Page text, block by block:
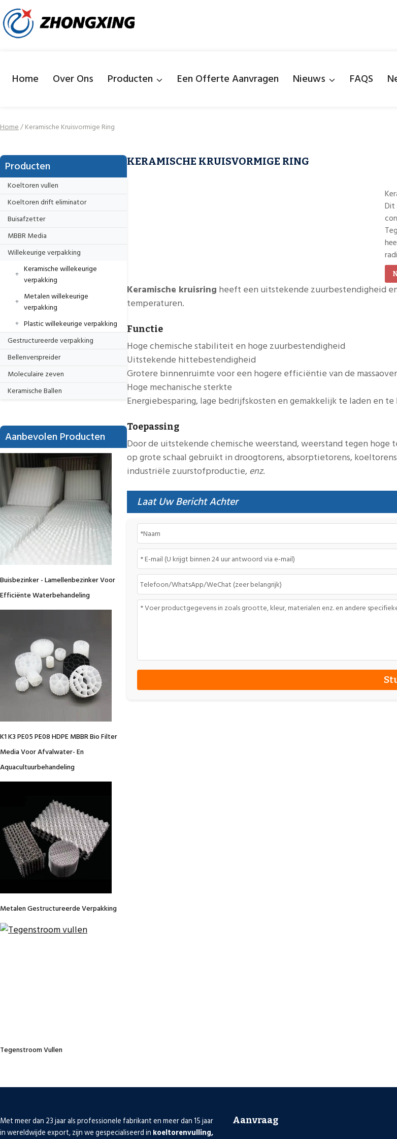
Doorgaan
naar
inhoud
Home Over Ons Producten Een Offerte Aanvragen Nieuws FAQS
Home/Keramische Kruisvormige Ring
Producten
Koeltoren vullen
Koeltoren drift eliminator
Buisafzetter
MBBR Media
Willekeurige verpakking
Keramische willekeurige
verpakking
Metalen willekeurige
verpakking
Plastic willekeurige verpakking
Gestructureerde verpakking
Bellenverspreider
Moleculaire zeven
Keramische Ballen
Aanbevolen Producten
Buisbezinker - Lamellenbezinker Voor
Efficiënte Waterbehandeling
K1 K3 PE05 PE08 HDPE MBBR Bio Filter
Media Voor Afvalwater- En
Aquacultuurbehandeling
Metalen Gestructureerde Verpakking
Tegenstroom Vullen
KERAMISCHE KRUISVORMIGE RING
Dit
Keramische kruisring heeft een uitstekende zuurbestendigheid
temperaturen.
Functie
Hoge chemische stabiliteit en hoge zuurbestendigheid
Uitstekende hittebestendigheid
Grotere binnenruimte voor een hogere efficiëntie van de
Hoge mechanische sterkte
Energiebesparing, lage bedrijfskosten en gemakkelijk te laden en te
Toepassing
Door de uitstekende chemische weerstand, weerstand tegen
op grote schaal gebruikt in droogtorens, absorptietorens,
industriële zuurstofproductie, enz.
Laat Uw Bericht Achter
Met meer dan 23 jaar als professionele fabrikant en meer dan 15 jaar
in wereldwijde export, zijn we gespecialiseerd in koeltorenvulling,
Aanvraag